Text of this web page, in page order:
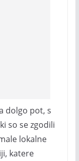
dolgo pot, s
so se zgodili
lokalne
katere